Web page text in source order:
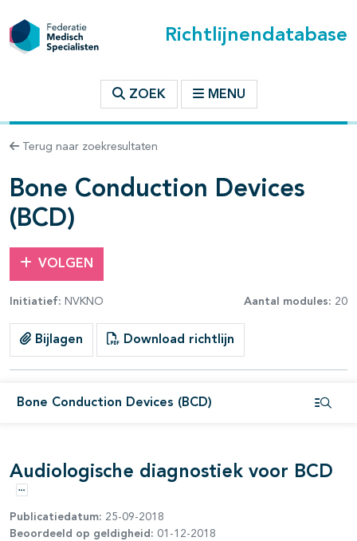
Richtlijnendatabase
ZOEK MENU
Terug naar zoekresultaten
Bone Conduction Devices
(BCD)
VOLGEN
Initiatief: NVKNO Aantal modules: 20
Bijlagen Download richtlijn
Bone Conduction Devices (BCD)
binnen deze richtlijn
open- en dichtklappen
open- en dichtklappen
Audiologische diagnostiek voor BCD
Opties
Publicatiedatum: 25-09-2018
Beoordeeld op geldigheid: 01-12-2018